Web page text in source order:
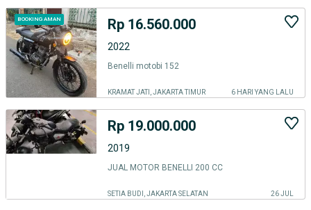
BOOKING AMAN Rp 16.560.000
2022
Benelli motobi 152
KRAMAT JATI, JAKARTA TIMUR 6 HARI YANG LALU
Rp 19.000.000
2019
JUAL MOTOR BENELLI 200 CC
SETIA BUDI, JAKARTA SELATAN 26 JUL